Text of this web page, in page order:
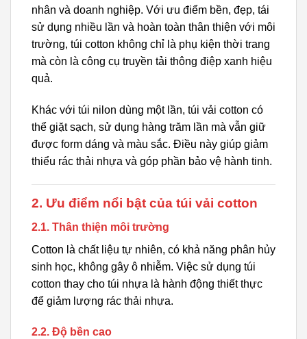
nhân và doanh nghiệp. Với ưu điểm bền, đẹp, tái
sử dụng nhiều lần và hoàn toàn thân thiện với môi
trường, túi cotton không chỉ là phụ kiện thời trang
mà còn là công cụ truyền tải thông điệp xanh hiệu
quả.
Khác với túi nilon dùng một lần, túi vải cotton có
thể giặt sạch, sử dụng hàng trăm lần mà vẫn giữ
được form dáng và màu sắc. Điều này giúp giảm
thiểu rác thải nhựa và góp phần bảo vệ hành tinh.
2. Ưu điểm nổi bật của túi vải cotton
2.1. Thân thiện môi trường
Cotton là chất liệu tự nhiên, có khả năng phân hủy
sinh học, không gây ô nhiễm. Việc sử dụng túi
cotton thay cho túi nhựa là hành động thiết thực
để giảm lượng rác thải nhựa.
2.2. Độ bền cao